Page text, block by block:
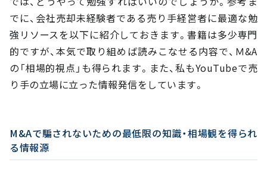
でに、会社売却未経験者である売り手経営者に最適な勉
強リソースを以下に紹介しておきます。書籍は多少専門
的ですが、本気で取り組めば読みこなせる内容で、Ｍ&A
の「相場的視点」も得られます。また、私もYouTubeで売
り手の立場に立った情報発信をしています。
M&Aで騙されないための最低限の知識・相場観を得られ
る情報源